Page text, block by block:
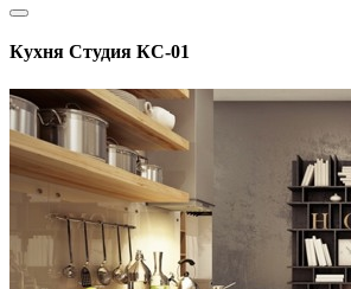
Кухня Студия КС-01